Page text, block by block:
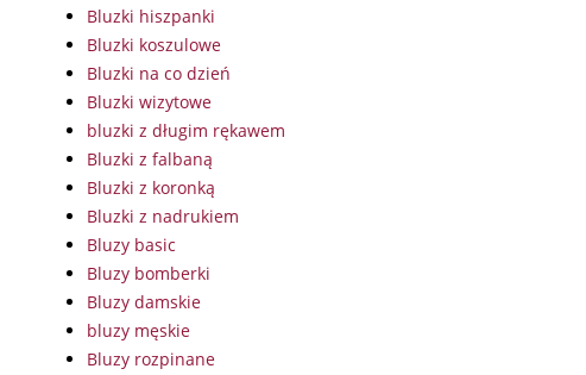
Bluzki hiszpanki
Bluzki koszulowe
Bluzki na co dzień
Bluzki wizytowe
bluzki z długim rękawem
Bluzki z falbaną
Bluzki z koronką
Bluzki z nadrukiem
Bluzy basic
Bluzy bomberki
Bluzy damskie
bluzy męskie
Bluzy rozpinane